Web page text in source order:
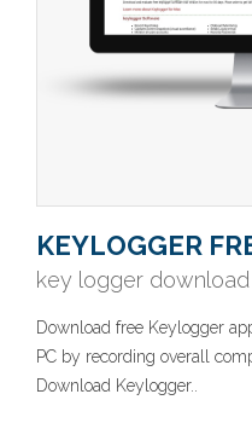
KEYLOGGER
key logger download
Download free Keylogger
PC by recording overall
Download Keylogger..